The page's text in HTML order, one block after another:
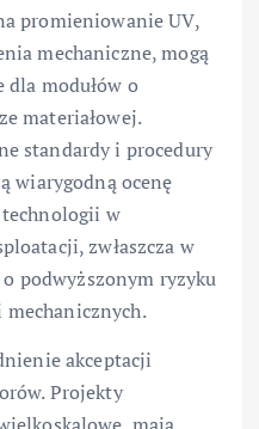
promieniowanie UV,
mechaniczne, mogą
dla modułów o
materiałowej.
standardy i procedury
wiarygodną ocenę
technologii w
zwłaszcza w
podwyższonym ryzyku
mechanicznych.
akceptacji
Projekty